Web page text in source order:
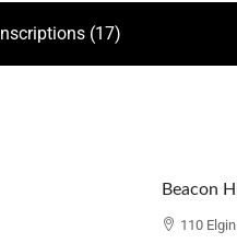
Inscriptions (17)
110